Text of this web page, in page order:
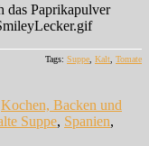
das Paprikapulver
Tags: Suppe Kalt Tomate
Kochen, Backen und
Suppe, Spanien,